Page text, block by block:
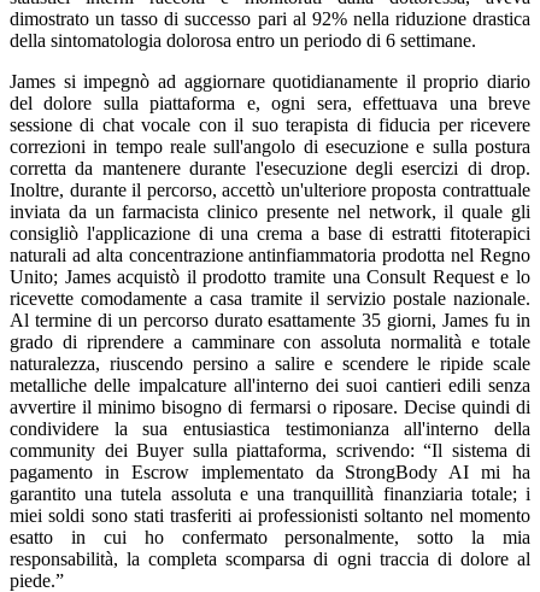
dimostrato un tasso di successo pari al 92% nella riduzione drastica
della sintomatologia dolorosa entro un periodo di 6 settimane.
James si impegnò ad aggiornare quotidianamente il proprio diario
del dolore sulla piattaforma e, ogni sera, effettuava una breve
sessione di chat vocale con il suo terapista di fiducia per ricevere
correzioni in tempo reale sull'angolo di esecuzione e sulla postura
corretta da mantenere durante l'esecuzione degli esercizi di drop.
Inoltre, durante il percorso, accettò un'ulteriore proposta contrattuale
inviata da un farmacista clinico presente nel network, il quale gli
consigliò l'applicazione di una crema a base di estratti fitoterapici
naturali ad alta concentrazione antinfiammatoria prodotta nel Regno
Unito; James acquistò il prodotto tramite una Consult Request e lo
ricevette comodamente a casa tramite il servizio postale nazionale.
Al termine di un percorso durato esattamente 35 giorni, James fu in
grado di riprendere a camminare con assoluta normalità e totale
naturalezza, riuscendo persino a salire e scendere le ripide scale
metalliche delle impalcature all'interno dei suoi cantieri edili senza
avvertire il minimo bisogno di fermarsi o riposare. Decise quindi di
condividere la sua entusiastica testimonianza all'interno della
community dei Buyer sulla piattaforma, scrivendo: “Il sistema di
pagamento in Escrow implementato da StrongBody AI mi ha
garantito una tutela assoluta e una tranquillità finanziaria totale; i
miei soldi sono stati trasferiti ai professionisti soltanto nel momento
esatto in cui ho confermato personalmente, sotto la mia
responsabilità, la completa scomparsa di ogni traccia di dolore al
piede.”